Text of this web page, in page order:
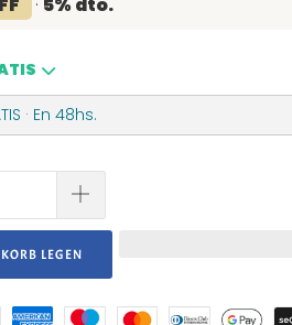
· 5% dto.
· En 48hs.
LEGEN